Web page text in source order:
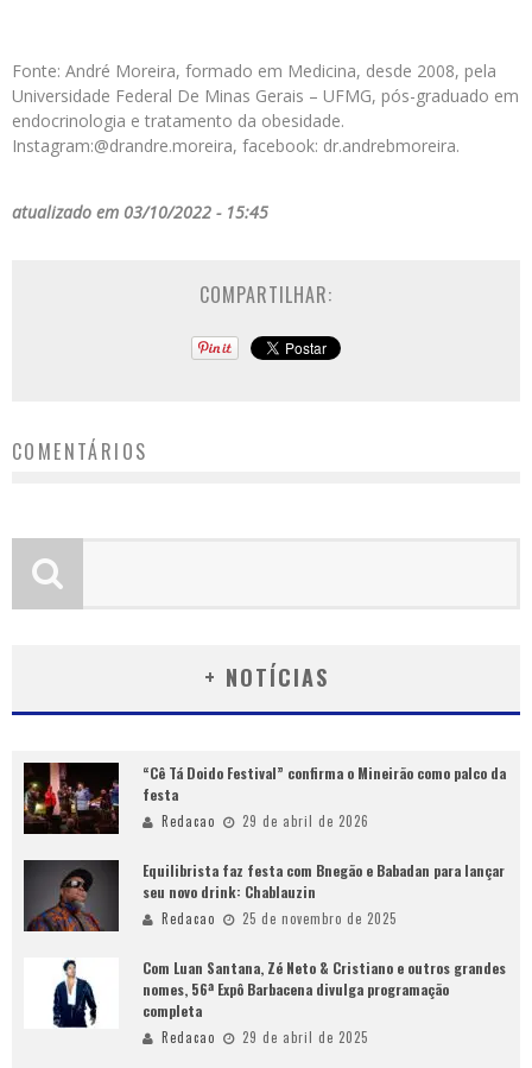
Fonte: André Moreira, formado em Medicina, desde 2008, pela
Universidade Federal De Minas Gerais – UFMG, pós-graduado em
endocrinologia e tratamento da obesidade.
Instagram:@drandre.moreira, facebook: dr.andrebmoreira.
atualizado em 03/10/2022 - 15:45
COMPARTILHAR:
COMENTÁRIOS
+ NOTÍCIAS
“Cê Tá Doido Festival” confirma o Mineirão como palco da
festa
Redacao 29 de abril de 2026
Equilibrista faz festa com Bnegão e Babadan para lançar
seu novo drink: Chablauzin
Redacao 25 de novembro de 2025
Com Luan Santana, Zé Neto & Cristiano e outros grandes
nomes, 56ª Expô Barbacena divulga programação
completa
Redacao 29 de abril de 2025